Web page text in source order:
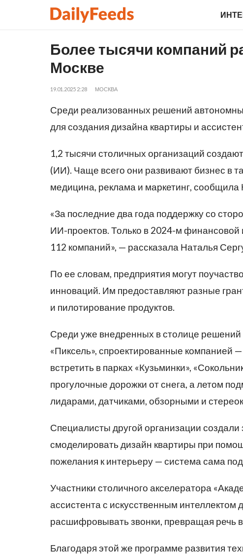
Более тысячи компаний
Москве
19.01.2025 2:28 МОСКВА
Среди реализованных решений
для создания дизайна квартиры и
1,2 тысячи столичных организаций
(ИИ). Чаще всего они развивают бизнес в
медицина, реклама и маркетинг,
«За последние два года поддержку со
ИИ-проектов. Только в 2024-м
112 компаний», — рассказала Наталья
По ее словам, предприятия могут
инноваций. Им предоставляют разные
и пилотирование продуктов.
Среди уже внедренных в столице
«Пиксель», спроектированные компанией
встретить в парках «Кузьминки»,
прогулочные дорожки от снега, а летом
лидарами, датчиками, обзорными и
Специалисты другой организации
смоделировать дизайн квартиры при
пожелания к интерьеру — система сама
Участники столичного акселератора
ассистента с искусственным
расшифровывать звонки, превращая речь
Благодаря этой же программе развития